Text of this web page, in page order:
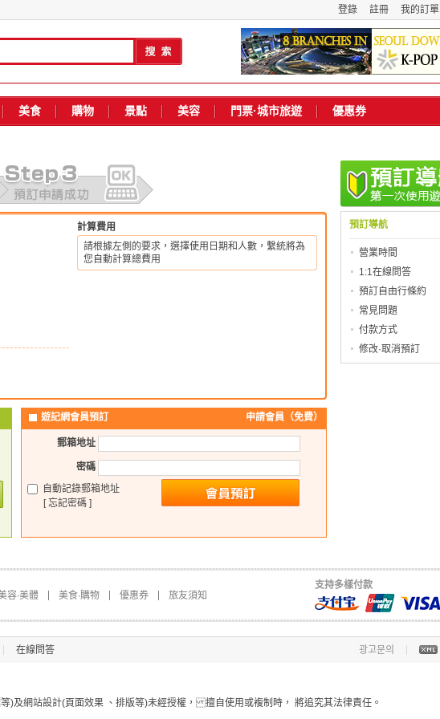
我的訂單
註冊
登錄
美食 購物 景點 美容 門票·城市旅遊 優惠券
計算費用
請根據左側的要求，選擇使用日期和人數，繫統將為
您自動計算總費用
遊記網會員預訂 申請會員（免費）
郵箱地址
密碼
自動記錄郵箱地址
[ 忘記密碼 ]
預訂導航
營業時間
1:1在線問答
預訂自由行條約
常見問題
付款方式
修改·取消預訂
容∙美體 美食∙購物 優惠券 旅友須知
支持多樣付款
在線問答 광고문의
)及網站設計(頁面效果 、排版等)未經授權， 擅自使用或複制時， 將追究其法律責任。